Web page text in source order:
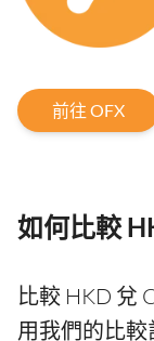
前往 OFX
如何比較
比較 HKD 兌
用我們的比較